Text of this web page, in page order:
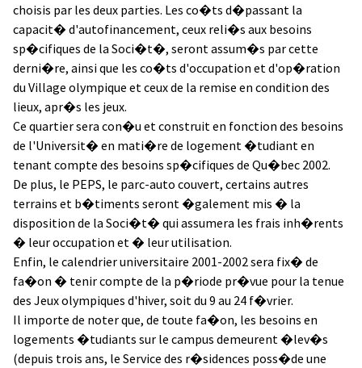
choisis par les deux parties. Les co�ts d�passant la
capacit� d'autofinancement, ceux reli�s aux besoins
sp�cifiques de la Soci�t�, seront assum�s par cette
derni�re, ainsi que les co�ts d'occupation et d'op�ration
du Village olympique et ceux de la remise en condition des
lieux, apr�s les jeux.
Ce quartier sera con�u et construit en fonction des besoins
de l'Universit� en mati�re de logement �tudiant en
tenant compte des besoins sp�cifiques de Qu�bec 2002.
De plus, le PEPS, le parc-auto couvert, certains autres
terrains et b�timents seront �galement mis � la
disposition de la Soci�t� qui assumera les frais inh�rents
� leur occupation et � leur utilisation.
Enfin, le calendrier universitaire 2001-2002 sera fix� de
fa�on � tenir compte de la p�riode pr�vue pour la tenue
des Jeux olympiques d'hiver, soit du 9 au 24 f�vrier.
Il importe de noter que, de toute fa�on, les besoins en
logements �tudiants sur le campus demeurent �lev�s
(depuis trois ans, le Service des r�sidences poss�de une